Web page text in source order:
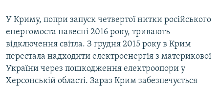
У Криму, попри запуск четвертої нитки російського
енергомоста навесні 2016 року, тривають
відключення світла. З грудня 2015 року в Крим
перестала надходити електроенергія з материкової
України через пошкодження електроопори у
Херсонській області. Зараз Крим забезпечується